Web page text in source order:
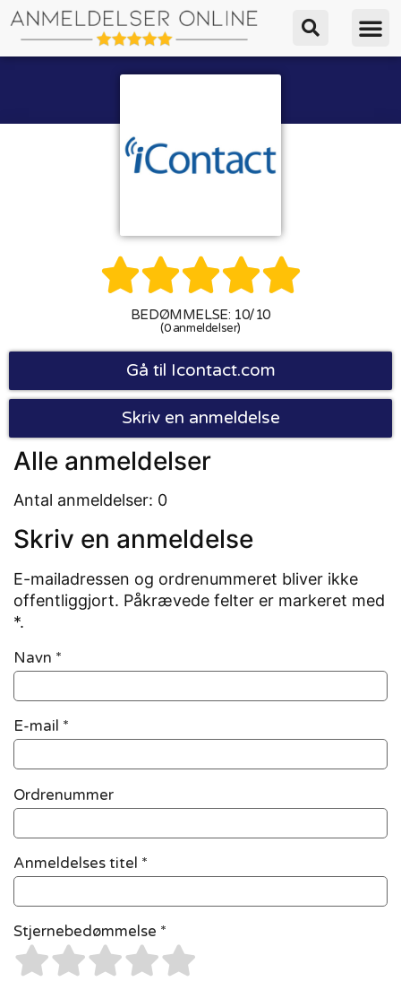

BEDØMMELSE: 10/10
(0 anmeldelser)
Gå til Icontact.com
Skriv en anmeldelse
Alle anmeldelser
Antal anmeldelser: 0
Skriv en anmeldelse
E-mailadressen og ordrenummeret bliver ikke
offentliggjort. Påkrævede felter er markeret med
*.
Navn *
E-mail *
Ordrenummer
Anmeldelses titel *
Stjernebedømmelse *